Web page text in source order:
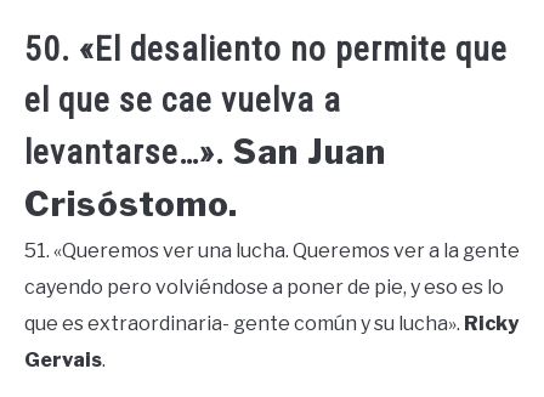
50. «El desaliento no permite que
el que se cae vuelva a
levantarse…». San Juan
Crisóstomo.
51. «Queremos ver una lucha. Queremos ver a la gente
cayendo pero volviéndose a poner de pie, y eso es lo
que es extraordinaria- gente común y su lucha». Ricky
Gervais.